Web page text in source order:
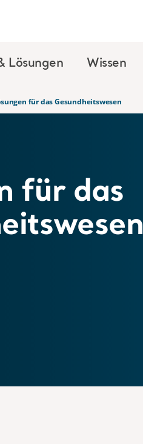
Lösungen Wissen
für das Gesundheitswesen
für das